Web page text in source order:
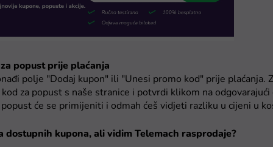
popust prije plaćanja
polje "Dodaj kupon" ili "Unesi promo kod" prije plaćanja.
za popust s naše stranice i potvrdi klikom na
će se primijeniti i odmah ćeš vidjeti razliku u cijeni u
dostupnih kupona, ali vidim Telemach rasprodaje?